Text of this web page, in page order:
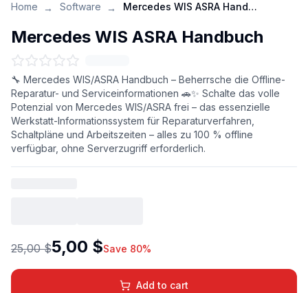
Home → Software → Mercedes WIS ASRA Handbuch
Mercedes WIS ASRA Handbuch
🔧 Mercedes WIS/ASRA Handbuch – Beherrsche die Offline-
Reparatur- und Serviceinformationen 🚗✨ Schalte das volle
Potenzial von Mercedes WIS/ASRA frei – das essenzielle
Werkstatt-Informationssystem für Reparaturverfahren,
Schaltpläne und Arbeitszeiten – alles zu 100 % offline
verfügbar, ohne Serverzugriff erforderlich.
25,00 $5,00 $Save 80%
Add to cart